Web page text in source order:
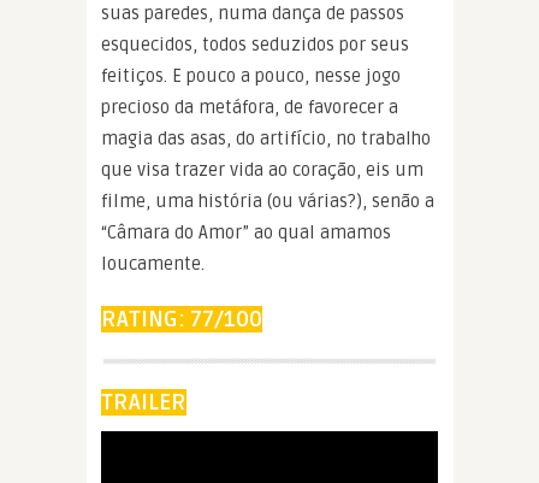
suas paredes, numa dança de passos
esquecidos, todos seduzidos por seus
feitiços. E pouco a pouco, nesse jogo
precioso da metáfora, de favorecer a
magia das asas, do artifício, no trabalho
que visa trazer vida ao coração, eis um
filme, uma história (ou várias?), senão a
“Câmara do Amor” ao qual amamos
loucamente.
RATING: 77/100
TRAILER